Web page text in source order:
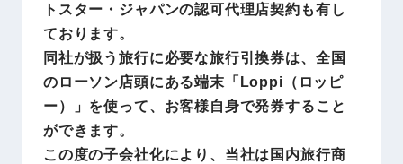
トスター・ジャパンの認可代理店契約も有し
ております。
同社が扱う旅行に必要な旅行引換券は、全国
のローソン店頭にある端末「Loppi（ロッピ
ー）」を使って、お客様自身で発券すること
ができます。
この度の子会社化により、当社は国内旅行商